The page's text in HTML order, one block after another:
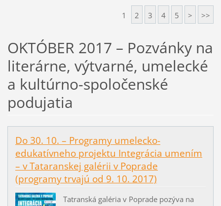
1 2 3 4 5 > >>
OKTÓBER 2017 – Pozvánky na
literárne, výtvarné, umelecké
a kultúrno-spoločenské
podujatia
Do 30. 10. – Programy umelecko-
edukatívneho projektu Integrácia umením
– v Tataranskej galérii v Poprade
(programy trvajú od 9. 10. 2017)
Tatranská galéria v Poprade pozýva na